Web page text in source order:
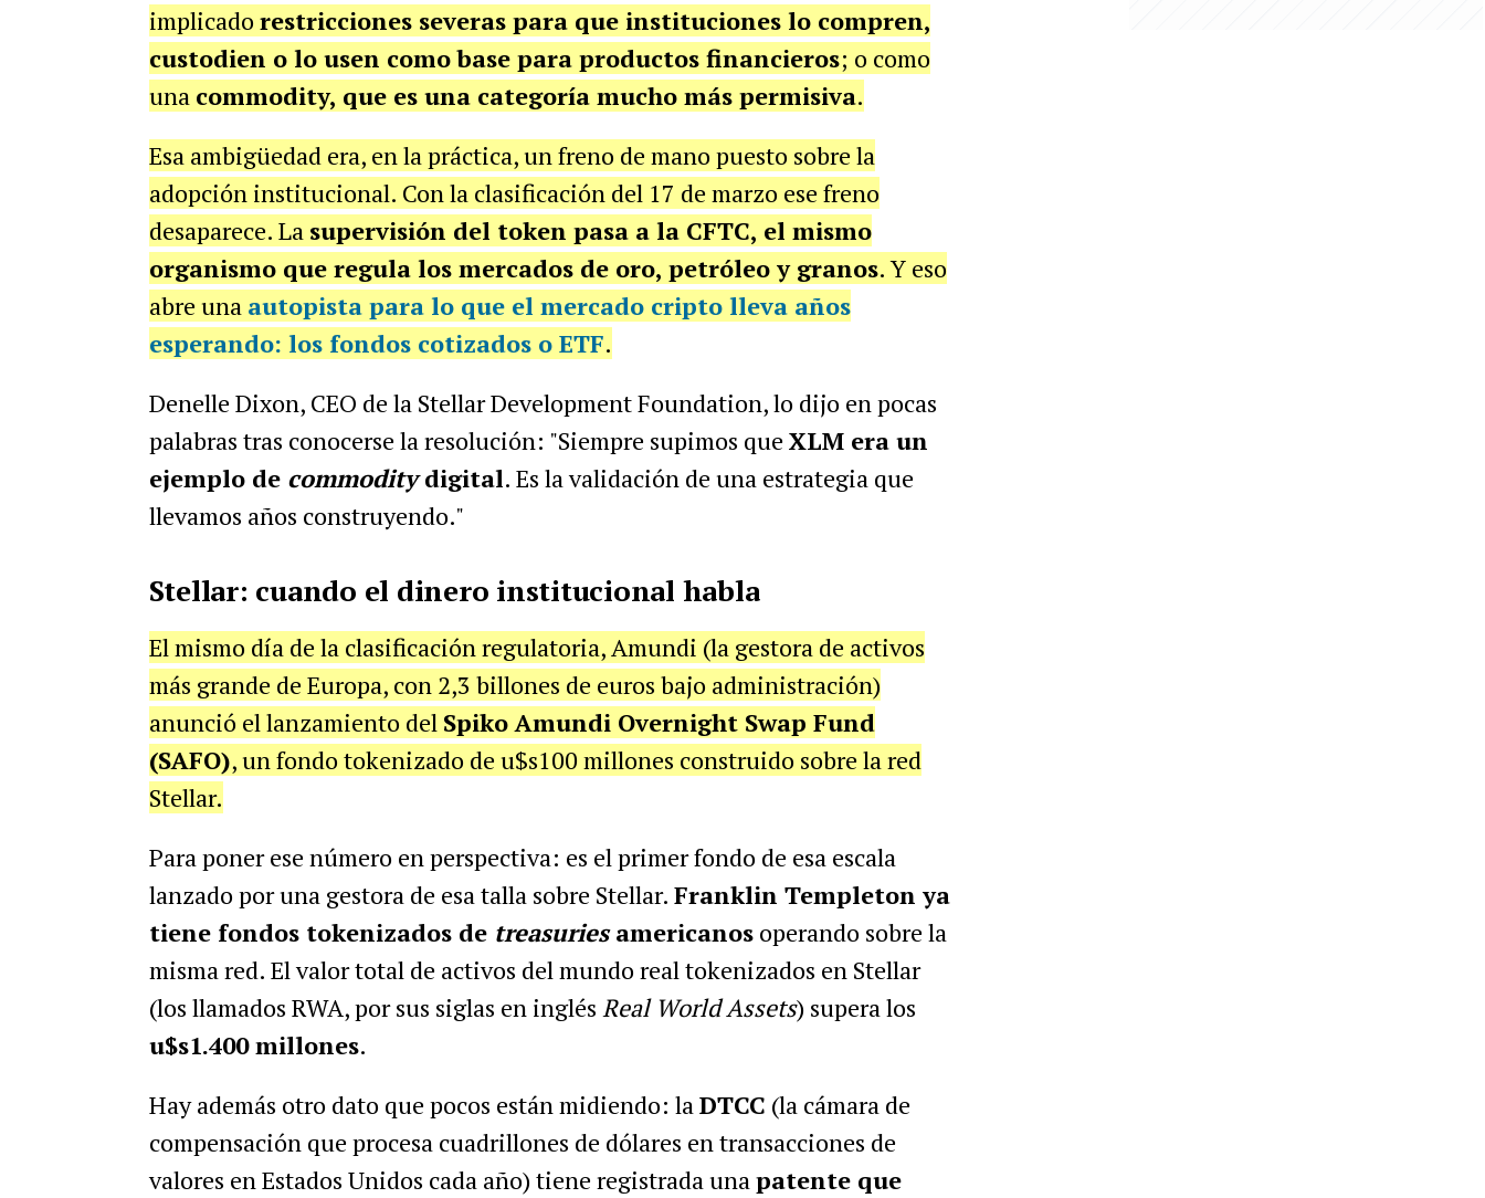
implicado restricciones severas para que instituciones lo compren,
custodien o lo usen como base para productos financieros; o como
una commodity, que es una categoría mucho más permisiva.
Esa ambigüedad era, en la práctica, un freno de mano puesto sobre la
adopción institucional. Con la clasificación del 17 de marzo ese freno
desaparece. La supervisión del token pasa a la CFTC, el mismo
organismo que regula los mercados de oro, petróleo y granos. Y eso
abre una autopista para lo que el mercado cripto lleva años
esperando: los fondos cotizados o ETF.
Denelle Dixon, CEO de la Stellar Development Foundation, lo dijo en pocas
palabras tras conocerse la resolución: "Siempre supimos que XLM era un
ejemplo decommoditydigital. Es la validación de una estrategia que
llevamos años construyendo."
Stellar: cuando el dinero institucional habla
El mismo día de la clasificación regulatoria, Amundi (la gestora de activos
más grande de Europa, con 2,3 billones de euros bajo administración)
anunció el lanzamiento del Spiko Amundi Overnight Swap Fund
(SAFO), un fondo tokenizado de u$s100 millones construido sobre la red
Stellar.
Para poner ese número en perspectiva: es el primer fondo de esa escala
lanzado por una gestora de esa talla sobre Stellar. Franklin Templeton ya
tiene fondos tokenizados de treasuriesamericanosoperando sobre la
misma red. El valor total de activos del mundo real tokenizados en Stellar
(los llamados RWA, por sus siglas en inglés Real World Assets) supera los
u$s1.400 millones.
Hay además otro dato que pocos están midiendo: laDTCC (la cámara de
compensación que procesa cuadrillones de dólares en transacciones de
valores en Estados Unidos cada año) tiene registrada unapatente que